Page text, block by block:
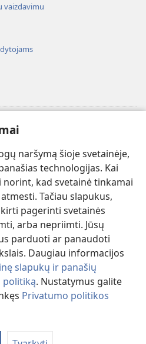
naršymą šioje svetainėje,
technologijas. Kai
kad svetainė tinkamai
Tačiau slapukus,
pagerinti svetainės
arba nepriimti. Jūsų
parduoti ar panaudoti
Daugiau informacijos
slapukų ir panašių
politiką. Nustatymus galite
Privatumo politikos
vaizdavimu
BIBLIOTEKA
and Tract Society of Pennsylvania.